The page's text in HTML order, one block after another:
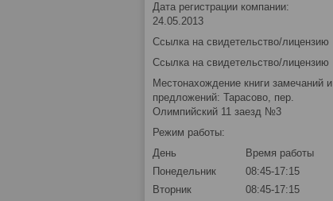
Дата регистрации компании:
24.05.2013
Ссылка на свидетельство/лицензию
Ссылка на свидетельство/лицензию
Местонахождение книги замечаний и
предложений: Тарасово, пер.
Олимпийский 11 заезд №3
Режим работы:
День
Время работы
Понедельник
08:45-17:15
Вторник
08:45-17:15